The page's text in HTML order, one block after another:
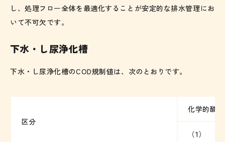
し、処理フロー全体を最適化することが安定的な排水管理にお
いて不可欠です。
下水・し尿浄化槽
下水・し尿浄化槽のCOD規制値は、次のとおりです。
区分
化学的酸
（1）